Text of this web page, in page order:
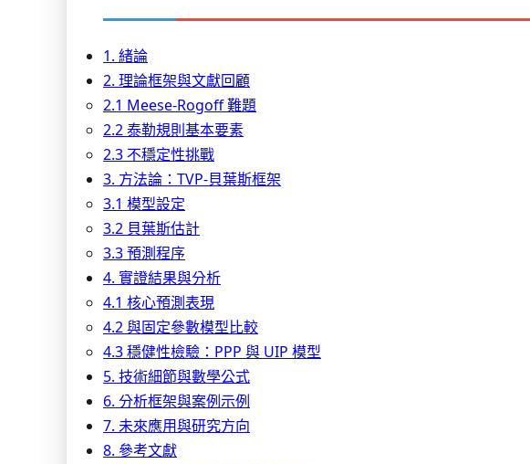
1. 緒論
2. 理論框架與文獻回顧
2.1 Meese-Rogoff 難題
2.2 泰勒規則基本要素
2.3 不穩定性挑戰
3. 方法論：TVP-貝葉斯框架
3.1 模型設定
3.2 貝葉斯估計
3.3 預測程序
4. 實證結果與分析
4.1 核心預測表現
4.2 與固定參數模型比較
4.3 穩健性檢驗：PPP 與 UIP 模型
5. 技術細節與數學公式
6. 分析框架與案例示例
7. 未來應用與研究方向
8. 參考文獻